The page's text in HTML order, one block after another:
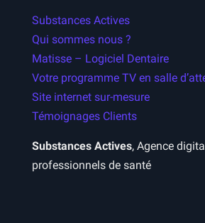
Substances Actives
Qui sommes nous ?
Matisse – Logiciel Dentaire
Votre programme TV en salle
Site internet sur-mesure
Témoignages Clients
Substances Actives, Agence
professionnels de santé